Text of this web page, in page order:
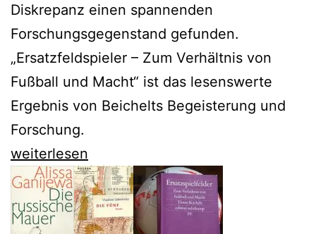
Diskrepanz einen spannenden
Forschungsgegenstand gefunden.
„Ersatzfeldspieler – Zum Verhältnis von
Fußball und Macht“ ist das lesenswerte
Ergebnis von Beichelts Begeisterung und
Forschung.
Timm
Beichelt
erforscht
Fußball
weiterlesen